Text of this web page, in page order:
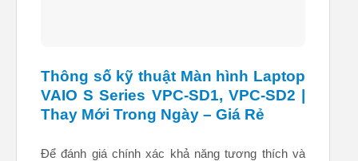
Thông số kỹ thuật Màn hình Laptop
VAIO S Series VPC-SD1, VPC-SD2 |
Thay Mới Trong Ngày – Giá Rẻ
Để đánh giá chính xác khả năng tương thích và